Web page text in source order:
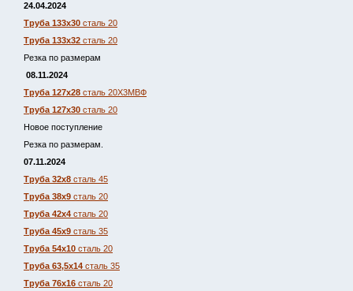
24.04.2024
Труба 133х30 сталь 20
Труба 133х32 сталь 20
Резка по размерам
08.11.2024
Труба 127х28 сталь 20Х3МВФ
Труба 127х30 сталь 20
Новое поступление
Резка по размерам.
07.11.2024
Труба 32х8 сталь 45
Труба 38х9 сталь 20
Труба 42х4 сталь 20
Труба 45х9 сталь 35
Труба 54х10 сталь 20
Труба 63,5х14 сталь 35
Труба 76х16 сталь 20